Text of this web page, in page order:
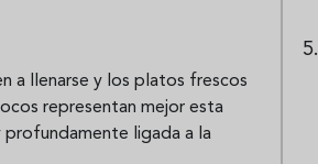
a llenarse y los platos frescos
representan mejor esta
profundamente ligada a la